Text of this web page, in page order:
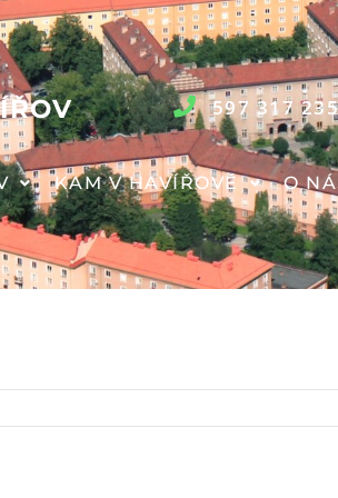
597 317
KAM V HAVÍŘOVĚ O